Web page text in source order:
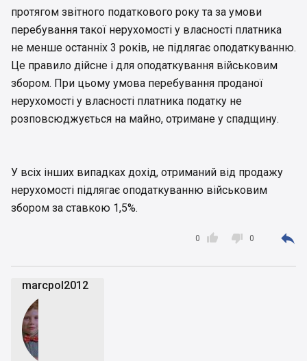
протягом звітного податкового року та за умови
перебування такої нерухомості у власності платника
не менше останніх 3 років, не підлягає оподаткуванню.
Це правило дійсне і для оподаткування військовим
збором. При цьому умова перебування проданої
нерухомості у власності платника податку не
розповсюджується на майно, отримане у спадщину.
У всіх інших випадках дохід, отриманий від продажу
нерухомості підлягає оподаткуванню військовим
збором за ставкою 1,5%.

0  0 
marcpol2012